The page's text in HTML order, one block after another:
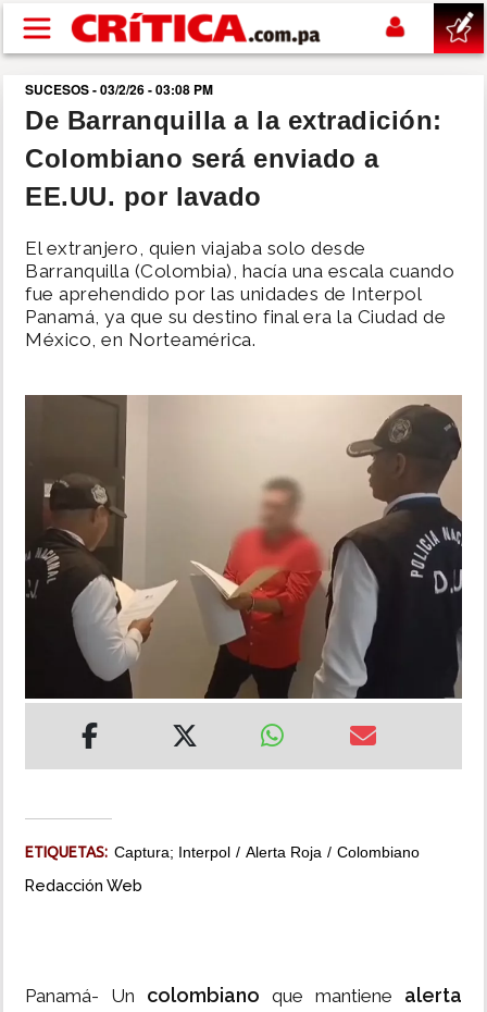
Pasar al contenido principal
buscar
SUCESOS
POLÍTICA
SHOW
INSÓLITAS
MULTIMEDIA
IMPRESO
SUCESOS - 03/2/26 - 03:08 PM
De Barranquilla a la extradición:
Colombiano será enviado a
EE.UU. por lavado
El extranjero, quien viajaba solo desde
Barranquilla (Colombia), hacía una escala cuando
fue aprehendido por las unidades de Interpol
Panamá, ya que su destino final era la Ciudad de
México, en Norteamérica.
ETIQUETAS: Captura; Interpol Alerta Roja Colombiano
Redacción Web
Panamá- Un colombiano que mantiene alerta